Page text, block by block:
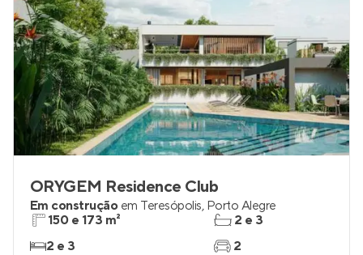
ORYGEM Residence Club
Em construção em Teresópolis, Porto Alegre
150 e 173 m²
2 e 3
2 e 3
2